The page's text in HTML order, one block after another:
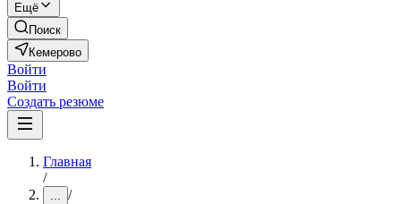
Ещё
Поиск
Кемерово
Войти
Войти
Создать резюме
Главная
/
... /